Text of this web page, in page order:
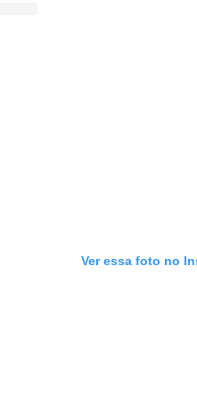
Ver essa foto no